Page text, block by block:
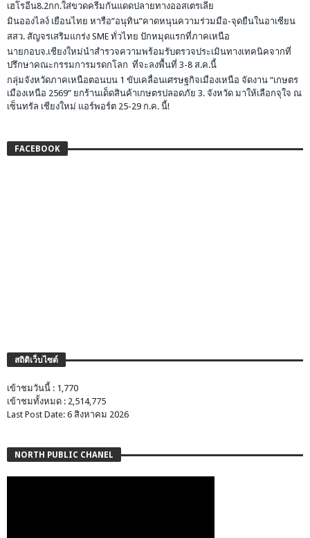
เฮโรอีน8.2กก.ใส่ขวดครีมกันแดดปลายทางออสเตรเลีย
มินอองไลง์ เยือนไทย หารือ”อนุทิน”คาดหนุนความร่วมมือ-จุดยืนในอาเซียน
สสว. สัญจรเสริมแกร่ง SME ทั่วไทย ปักหมุดแรกที่ภาคเหนือ
นายกอบจ.เชียงใหม่นำสำรวจความพร้อมรับตรวจประเมินทางเทคนิคจากที่
ปรึกษาคณะกรรมการมรดกโลก ที่จะลงพื้นที่ 3-8 ส.ค.นี้
กลุ่มจังหวัดภาคเหนือตอนบน 1 ขับเคลื่อนเศรษฐกิจเมืองเหนือ จัดงาน “เกษตร
เมืองเหนือ 2569” ยกร้านเด็ดสินค้าเกษตรปลอดภัย 3. จังหวัด มาให้เลือกจุใจ ณ
เซ็นทรัล เชียงใหม่ แอร์พอร์ต 25-29 ก.ค. นี้!
FACEBOOK
สถิติเว็บไซต์
เข้าชมวันนี้ : 1,770
เข้าชมทั้งหมด : 2,514,775
Last Post Date: 6 สิงหาคม 2026
NORTH PUBLIC CHANEL